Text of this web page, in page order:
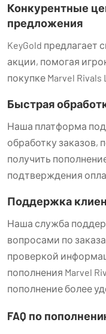
Конкурентные
предложения
KeyGold предлагает
акции, помогая
покупке Marvel Rivals
Быстрая
Наша платформа
обработку заказов,
получить
подтверждения
Поддержка
Наша служба
вопросами по
проверкой
пополнения Marvel
пополнение более
FAQ по